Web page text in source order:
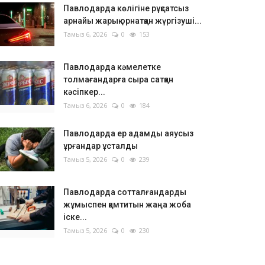
Павлодарда көлігіне рұқсатсыз
арнайы жарық орнатқан жүргізуші...
Тамыз 6, 2026 0 153
Павлодарда кәмелетке
толмағандарға сыра сатқан
кәсіпкер...
Тамыз 6, 2026 0 184
Павлодарда ер адамды аяусыз
ұрғандар ұсталды
Тамыз 5, 2026 0 239
Павлодарда сотталғандарды
жұмыспен қамтитын жаңа жоба
іске...
Тамыз 5, 2026 0 230